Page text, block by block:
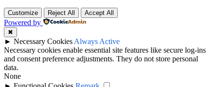
Customize Reject All Accept All
Powered by
✖
► Necessary Cookies Always Active
Necessary cookies enable essential site features like secure log-ins
and consent preference adjustments. They do not store personal
data.
None